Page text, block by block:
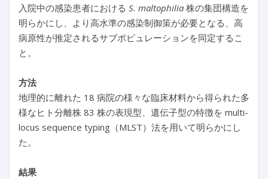
入院中の感染患者における S. maltophilia 株の集団構造を
明らかにし、より高水準の感染制御策が必要となる、高
病原性が推定されるサブポピュレーションを同定するこ
と。
方法
地理的に離れた 18 病院の様々な臨床材料から得られた多
様なヒト分離株 83 株の表現型、遺伝子型の特徴を multi-
locus sequence typing（MLST）法を用いて明らかにし
た。
結果